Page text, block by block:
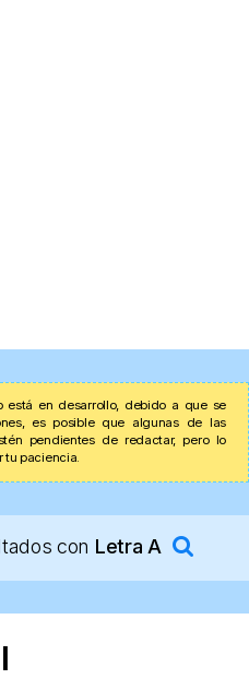
está en desarrollo, debido a que se
es posible que algunas de las
pendientes de redactar, pero lo
tu paciencia.
con Letra A